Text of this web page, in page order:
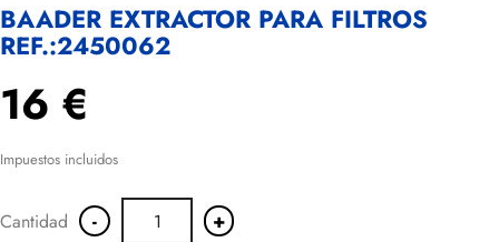
BAADER EXTRACTOR PARA FILTROS
REF.:2450062
16 €
Impuestos incluidos
Cantidad - +